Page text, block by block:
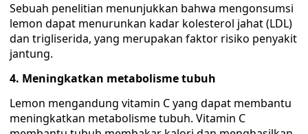
Sebuah penelitian menunjukkan bahwa mengonsumsi
lemon dapat menurunkan kadar kolesterol jahat (LDL)
dan trigliserida, yang merupakan faktor risiko penyakit
jantung.
4. Meningkatkan metabolisme tubuh
Lemon mengandung vitamin C yang dapat membantu
meningkatkan metabolisme tubuh. Vitamin C